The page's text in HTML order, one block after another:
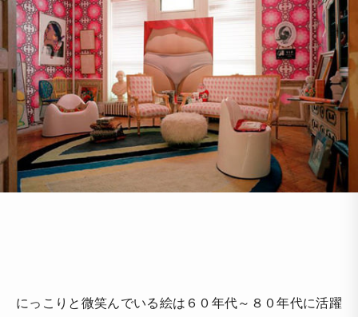
にっこりと微笑んでいる絵は６０年代～８０年代に活躍